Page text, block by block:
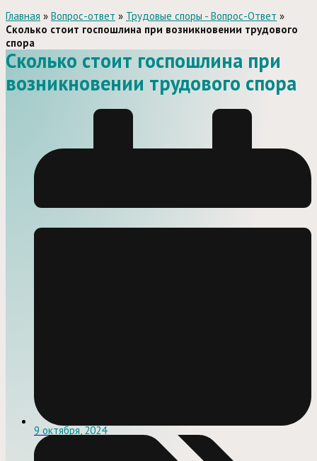
Главная » Вопрос-ответ » Трудовые споры - Вопрос-Ответ »
Сколько стоит госпошлина при возникновении трудового
спора
Сколько стоит госпошлина при
возникновении трудового спора
9 октября, 2024